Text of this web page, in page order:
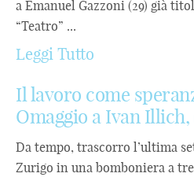
a Emanuel Gazzoni (29) già
“Teatro” ...
Leggi Tutto
Il lavoro come
Omaggio a Ivan
Da tempo, trascorro l’ultima
Zurigo in una bomboniera a